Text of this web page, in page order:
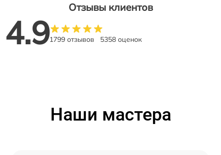
Отзывы клиентов
4.91799 отзывов 5358 оценок
Наши мастера